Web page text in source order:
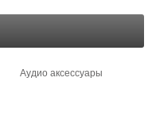
Аудио аксессуары